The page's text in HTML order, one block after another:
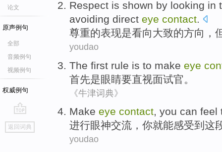
论文
原声例句
全部
音频例句
视频例句
权威例句
go
top
返回词典
Respect is shown by looking in
avoiding direct eye contact.
尊重的表现是看向大致的方向 ，
youdao
The first rule is to make eye
首先是眼睛要直视面试官。
《牛津词典》
Make eye contact, you can feel
进行眼神交流 ， 你就能感受到 这
youdao